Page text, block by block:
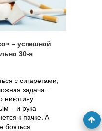
– успешной
30-я
с сигаретами,
задача…
никотину
– и рука
к пачке. А
бояться